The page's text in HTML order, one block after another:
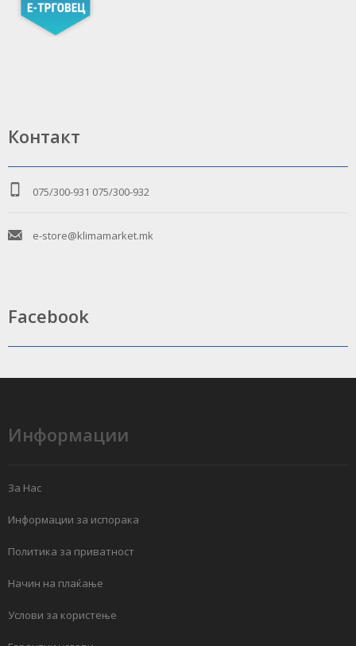
Контакт
075/300-931 075/300-932
e-store@klimamarket.mk
Facebook
Информации
За Нас
Информации за испорака
Политика за приватност
Начин на плаќање
Услови за користење